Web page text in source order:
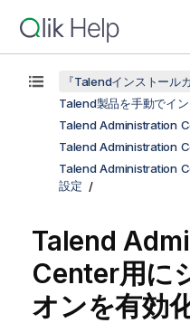
『Talendインストール
Talend製品を手動でイ
Talend Administration
Talend Administration
Talend Administration
設定
Talend
Center用に
オンを有効